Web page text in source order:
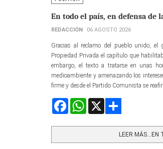
En todo el país, en defensa de
REDACCIÓN 06 AGOSTO 2026
Gracias al reclamo del pueblo unido,
Propiedad Privada el capítulo que
embargo, el texto a tratarse en unas
medioambiente y amenazando los
firme y desde el Partido Comunista se
FacebookWhatsApp
LEER MÁS…EN